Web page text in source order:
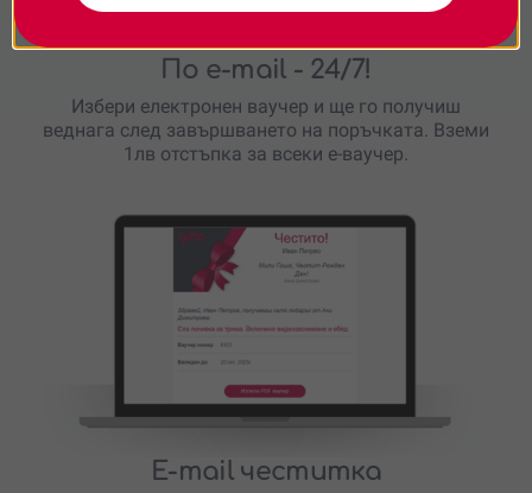
По e-mail - 24/7!
Избери електронен ваучер и ще го получиш
веднага след завършването на поръчката. Вземи
1лв отстъпка за всеки е-ваучер.
E-mail честитка